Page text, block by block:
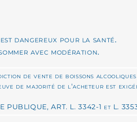
dangereux pour la santé.
avec modération.
de vente de boissons alcooliques
de majorité de l'acheteur est
PUBLIQUE, ART. L. 3342-1 et L.